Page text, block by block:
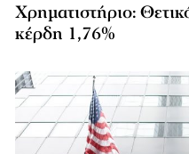
Χρηματιστήριο:
κέρδη 1,76%